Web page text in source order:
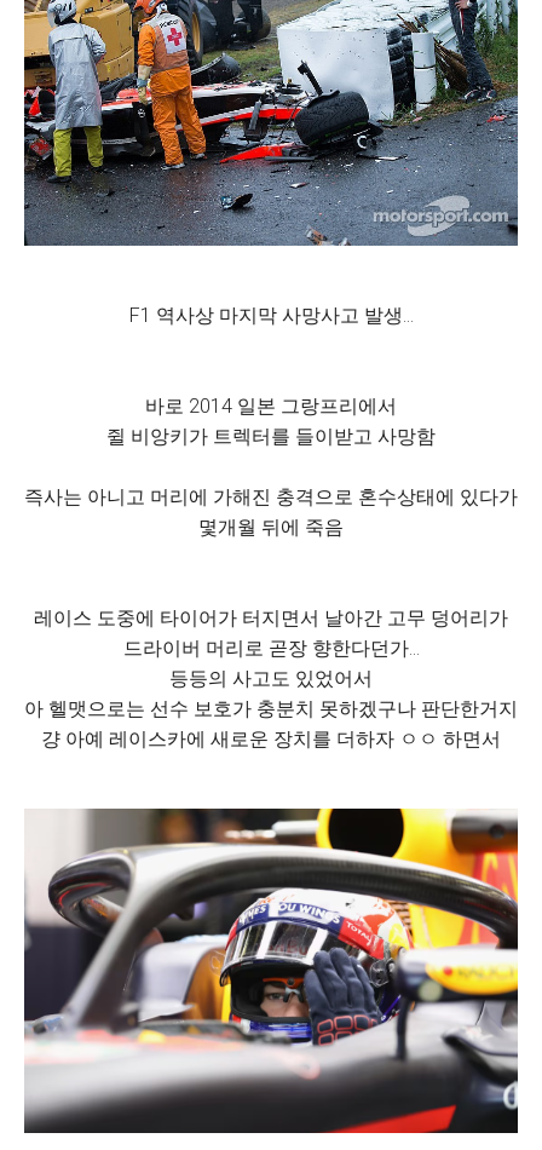
F1 역사상 마지막 사망사고 발생...
바로 2014 일본 그랑프리에서
쥘 비앙키가 트렉터를 들이받고 사망함
즉사는 아니고 머리에 가해진 충격으로 혼수상태에 있다가
몇개월 뒤에 죽음
레이스 도중에 타이어가 터지면서 날아간 고무 덩어리가
드라이버 머리로 곧장 향한다던가...
등등의 사고도 있었어서
아 헬맷으로는 선수 보호가 충분치 못하겠구나 판단한거지
걍 아예 레이스카에 새로운 장치를 더하자 ㅇㅇ 하면서